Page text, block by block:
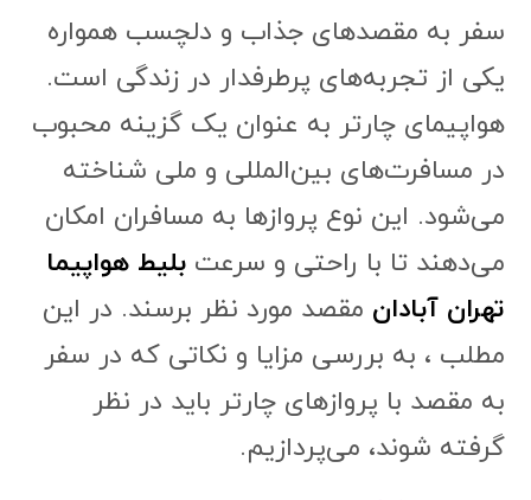
سفر به مقصد‌های جذاب و دلچسب همواره
یکی از تجربه‌های پرطرفدار در زندگی است.
هواپیمای چارتر به عنوان یک گزینه محبوب
در مسافرت‌های بین‌المللی و ملی شناخته
می‌شود. این نوع پروازها به مسافران امکان
می‌دهند تا با راحتی و سرعتبلیط هواپیما
تهران آبادان مقصد مورد نظر برسند. در این
مطلب ، به بررسی مزایا و نکاتی که در سفر
به مقصد با پروازهای چارتر باید در نظر
گرفته شوند، می‌پردازیم.